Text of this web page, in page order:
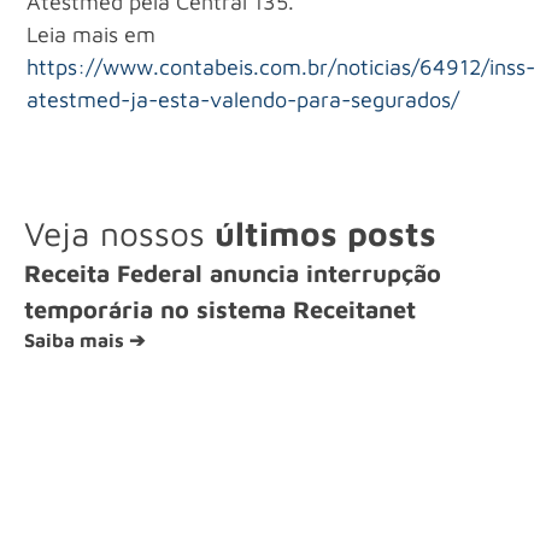
Leia mais em
https://www.contabeis.com.br/noticias/64912/inss-
atestmed-ja-esta-valendo-para-segurados/
Veja nossos últimos posts
Receita Federal anuncia interrupção
temporária no sistema Receitanet
Saiba mais ➔